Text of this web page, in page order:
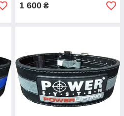
1 600 ₴